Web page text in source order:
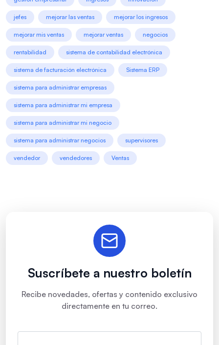
jefes mejorar las ventas mejorar los ingresos
mejorar mis ventas mejorar ventas negocios
rentabilidad sistema de contabilidad electrónica
sistema de facturación electrónica Sistema ERP
sistema para administrar empresas
sistema para administrar mi empresa
sistema para administrar mi negocio
sistema para administrar negocios supervisores
vendedor vendedores Ventas
Suscríbete a nuestro boletín
Recibe novedades, ofertas y contenido exclusivo
directamente en tu correo.